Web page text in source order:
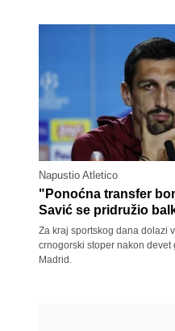
Napustio Atletico
"Ponoćna transfer
Savić se pridružio
Za kraj sportskog dana dolazi
crnogorski stoper nakon devet
Madrid.